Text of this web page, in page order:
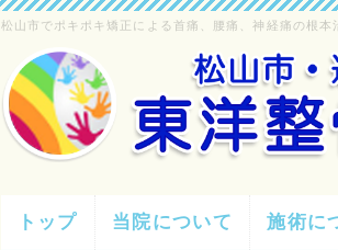
松山市でポキポキ矯正による首痛、腰痛、神経痛の根本
トップ 当院について 施術に